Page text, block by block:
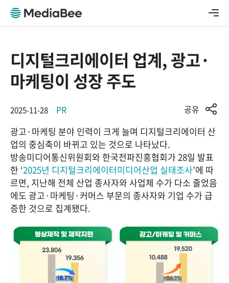
디지털크리에이터 업계, 광고·
마케팅이 성장 주도
2025-11-28 PR 공유
광고·마케팅 분야 인력이 크게 늘며 디지털크리에이터 산
업의 중심축이 바뀌고 있는 것으로 나타났다.
방송미디어통신위원회와 한국전파진흥협회가 28일 발표
한 ‘2025년 디지털크리에이터미디어산업 실태조사’에 따
르면, 지난해 전체 산업 종사자와 사업체 수가 다소 줄었음
에도 광고·마케팅·커머스 부문의 종사자와 기업 수가 급
증한 것으로 집계됐다.